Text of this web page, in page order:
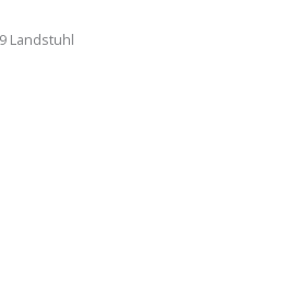
Landstuhl